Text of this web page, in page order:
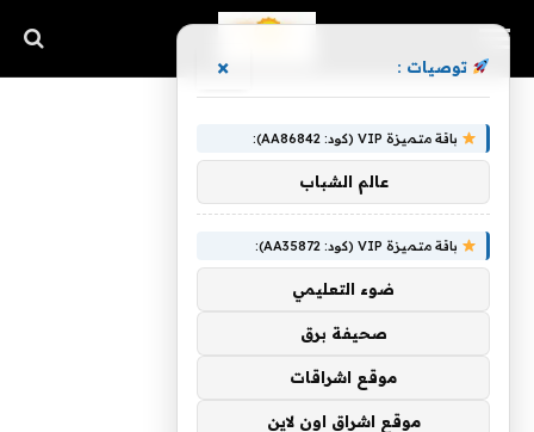
توصيات : ×
باقة متميزة VIP (كود: AA86842):
عالم الشباب
باقة متميزة VIP (كود: AA35872):
ضوء التعليمي
صحيفة برق
موقع اشراقات
موقع اشراق اون لاين